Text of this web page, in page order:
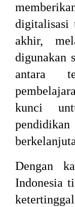
digitalisasi
akhir,
digunakan
antara
kunci
Dengan
Indonesia